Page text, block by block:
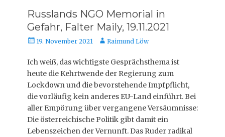
Russlands NGO Memorial in
Gefahr, Falter Maily, 19.11.2021
Veröffentlicht
19. November 2021 AutorRaimund Löw
Ich weiß, das wichtigste Gesprächsthema ist
heute die Kehrtwende der Regierung zum
Lockdown und die bevorstehende Impfpflicht,
die vorläufig kein anderes EU-Land einführt. Bei
aller Empörung über vergangene Versäumnisse:
Die österreichische Politik gibt damit ein
Lebenszeichen der Vernunft. Das Ruder radikal